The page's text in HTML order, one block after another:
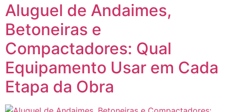
Aluguel de Andaimes,
Betoneiras e
Compactadores: Qual
Equipamento Usar em Cada
Etapa da Obra